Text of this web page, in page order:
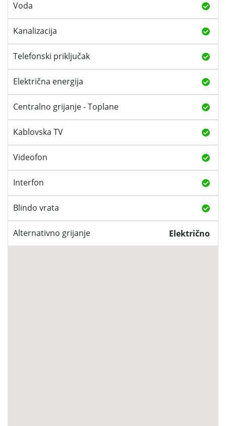
Voda
Kanalizacija
Telefonski priključak
Električna energija
Centralno grijanje - Toplane
Kablovska TV
Videofon
Interfon
Blindo vrata
Alternativno grijanje Električno